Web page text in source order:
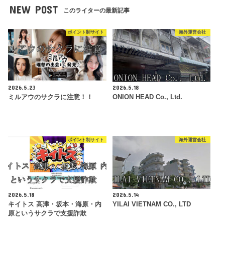
NEW POST このライターの最新記事
ポイント制サイト
2026.5.23
ミルアウのサクラに注意！！
海外運営会社
2026.5.18
ONION HEAD Co., Ltd.
ポイント制サイト
2026.5.18
キイトス 高津・坂本・海原・内
原というサクラで支援詐欺
海外運営会社
2026.5.14
YILAI VIETNAM CO., LTD